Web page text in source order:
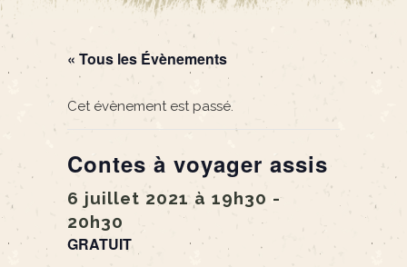
« Tous les Évènements
Cet évènement est passé.
Contes à voyager assis
6 juillet 2021 à 19h30 -
20h30
GRATUIT